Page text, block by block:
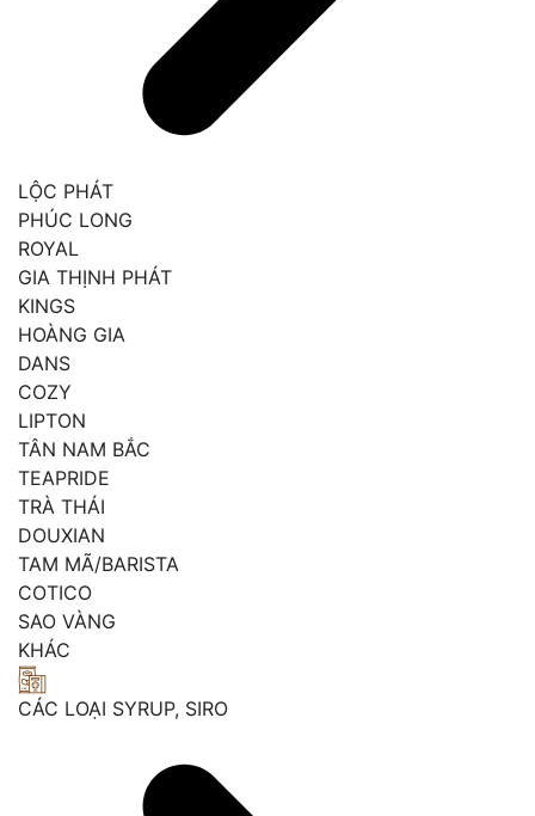
LỘC PHÁT
PHÚC LONG
ROYAL
GIA THỊNH PHÁT
KINGS
HOÀNG GIA
DANS
COZY
LIPTON
TÂN NAM BẮC
TEAPRIDE
TRÀ THÁI
DOUXIAN
TAM MÃ/BARISTA
COTICO
SAO VÀNG
KHÁC
CÁC LOẠI SYRUP, SIRO